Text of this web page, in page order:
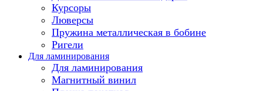
Курсоры
Люверсы
Пружина металлическая в бобине
Ригели
Для ламинирования
Для ламинирования
Магнитный винил